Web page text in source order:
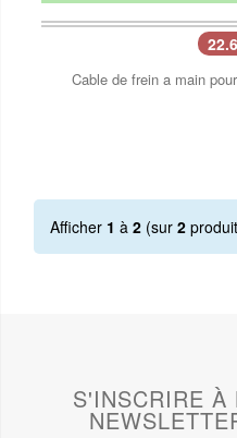
Cable de frein a main
Afficher 1 à 2 (sur 2
S'INSCRIRE À